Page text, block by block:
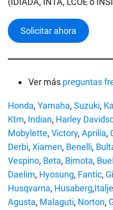
Solicitar ahora
Ver más preguntas
Honda, Yamaha, Suzuki,
Ktm, Indian, Harley
Mobylette, Victory, Aprilia,
Derbi, Xiamen, Benelli,
Vespino, Beta, Bimota, Buell
Daelim, Hyosung, Fantic,
Husqvarna, Husaberg,
Agusta, Malaguti, Norton,